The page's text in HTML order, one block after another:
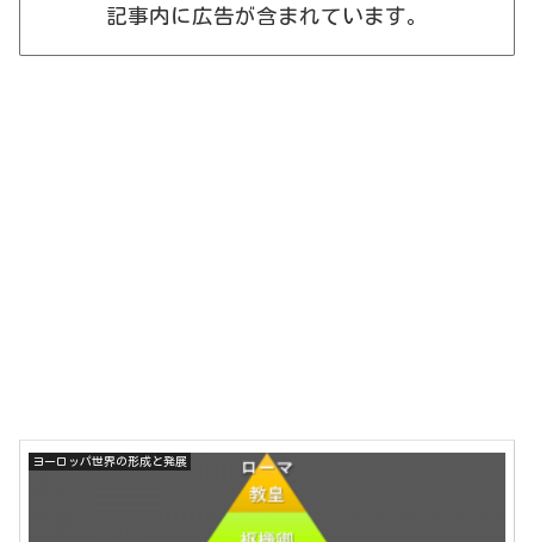
記事内に広告が含まれています。
ヨーロッパ世界の形成と発展